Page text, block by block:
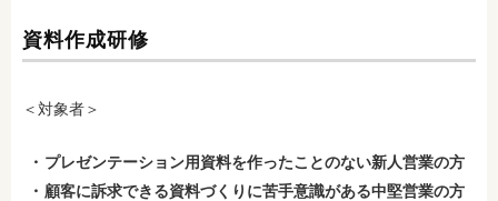
資料作成研修
＜対象者＞
プレゼンテーション用資料を作ったことのない新人営業の方
顧客に訴求できる資料づくりに苦手意識がある中堅営業の方